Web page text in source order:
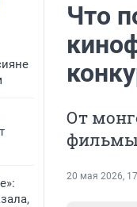
Что
От
20 мая 2026,